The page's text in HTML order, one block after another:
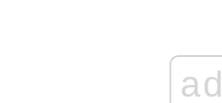
ad